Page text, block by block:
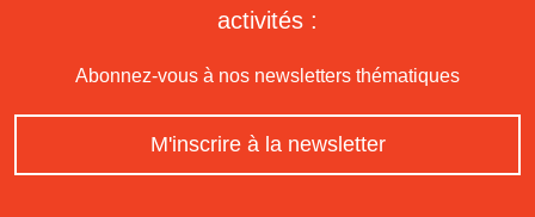
activités :
Abonnez-vous à nos newsletters thématiques
M'inscrire à la newsletter